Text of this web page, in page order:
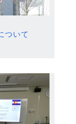
ついて